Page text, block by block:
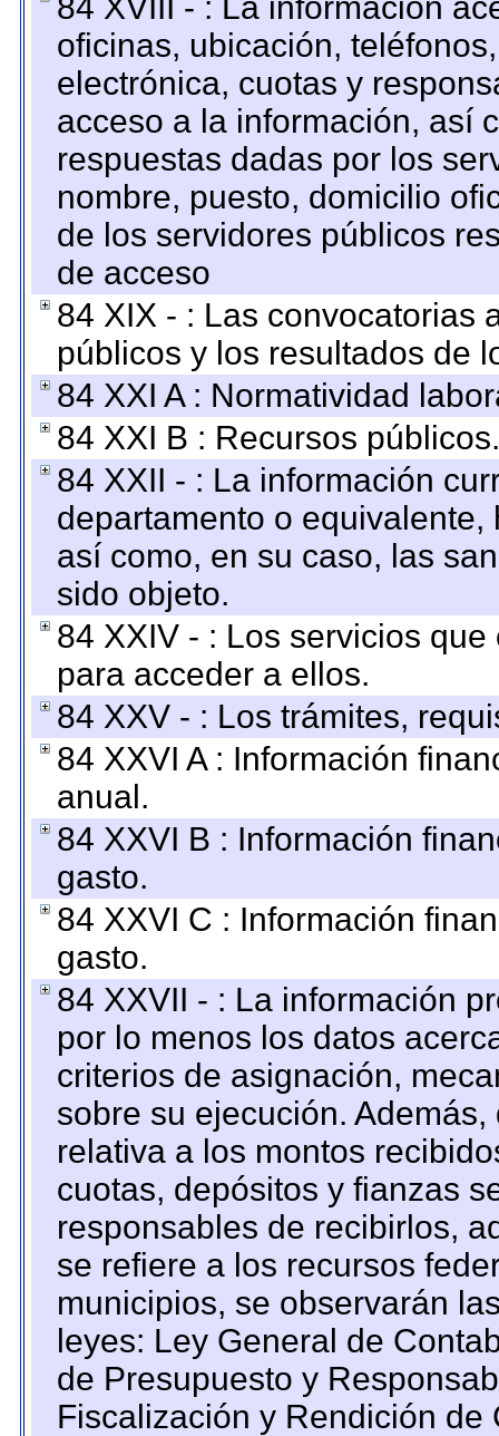
oficinas, ubicación,
electrónica, cuotas y
acceso a la información, así
respuestas dadas por los
nombre, puesto, domicilio
de los servidores públicos
de acceso
84 XIX - : Las convocatorias
públicos y los resultados de
84 XXI A : Normatividad
84 XXI B : Recursos públicos.
84 XXII - : La información
departamento o
así como, en su caso, las
sido objeto.
84 XXIV - : Los servicios
para acceder a ellos.
84 XXV - : Los trámites,
84 XXVI A : Información
anual.
84 XXVI B : Información
gasto.
84 XXVI C : Información
gasto.
84 XXVII - : La información
por lo menos los datos
criterios de asignación,
sobre su ejecución.
relativa a los montos
cuotas, depósitos y fianzas
responsables de recibirlos,
se refiere a los recursos
municipios, se observarán
leyes: Ley General de
de Presupuesto y
Fiscalización y Rendición